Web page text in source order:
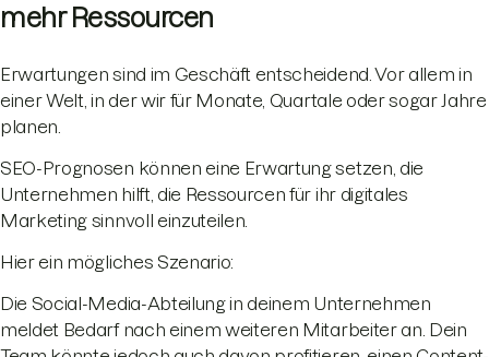
mehr Ressourcen
Erwartungen sind im Geschäft entscheidend. Vor allem in
einer Welt, in der wir für Monate, Quartale oder sogar Jahre
planen.
SEO-Prognosen können eine Erwartung setzen, die
Unternehmen hilft, die Ressourcen für ihr digitales
Marketing sinnvoll einzuteilen.
Hier ein mögliches Szenario:
Die Social-Media-Abteilung in deinem Unternehmen
meldet Bedarf nach einem weiteren Mitarbeiter an. Dein